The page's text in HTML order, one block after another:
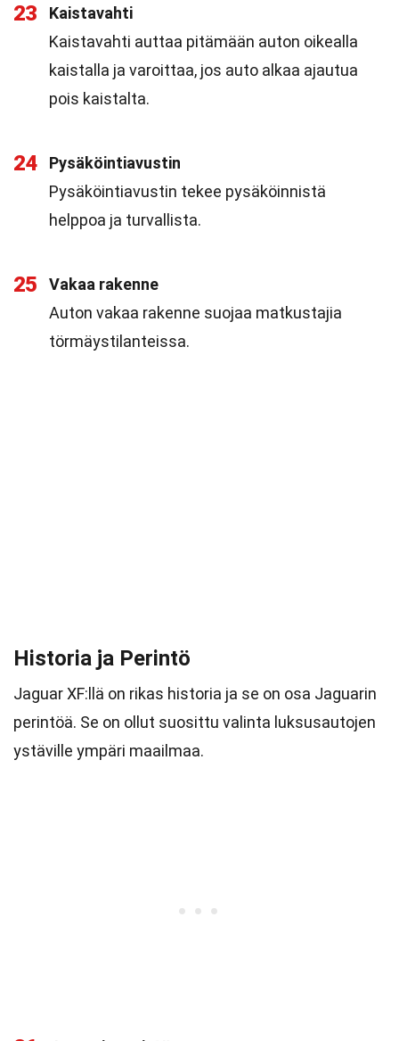
23
Kaistavahti
Kaistavahti auttaa pitämään auton oikealla
kaistalla ja varoittaa, jos auto alkaa ajautua
pois kaistalta.
24
Pysäköintiavustin
Pysäköintiavustin tekee pysäköinnistä
helppoa ja turvallista.
25
Vakaa rakenne
Auton vakaa rakenne suojaa matkustajia
törmäystilanteissa.
Historia ja Perintö
Jaguar XF:llä on rikas historia ja se on osa Jaguarin
perintöä. Se on ollut suosittu valinta luksusautojen
ystäville ympäri maailmaa.